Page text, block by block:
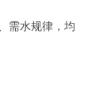
需水规律，均衡供...